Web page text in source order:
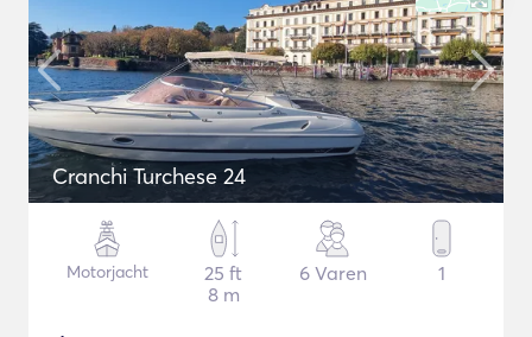
Cranchi Turchese 24
Motorjacht
25 ft
8 m
6 Varen 1